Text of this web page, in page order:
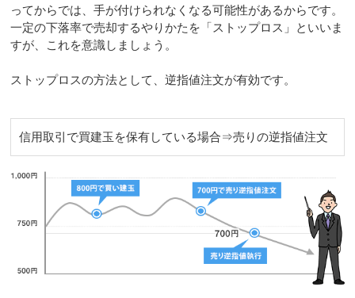
ってからでは、手が付けられなくなる可能性があるからです。
一定の下落率で売却するやりかたを「ストップロス」といいま
すが、これを意識しましょう。
ストップロスの方法として、逆指値注文が有効です。
信用取引で買建玉を保有している場合⇒売りの逆指値注文